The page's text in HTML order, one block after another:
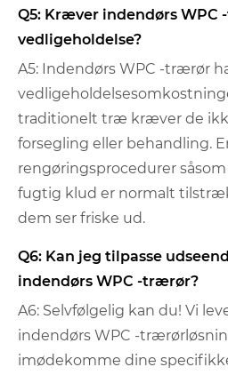
Q5: Kræver indendørs
vedligeholdelse?
A5: Indendørs WPC -trærør
traditionelt træ kræver de
forsegling eller behandling.
rengøringsprocedurer
fugtig klud er normalt
dem ser friske ud.
Q6: Kan jeg tilpasse
indendørs WPC -trærør?
A6: Selvfølgelig kan du! Vi
indendørs WPC -
imødekomme dine